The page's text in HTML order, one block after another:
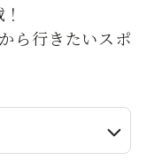
ら行きたいスポ